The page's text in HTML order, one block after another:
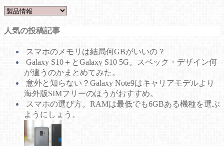
カ
ゴ
人気の投稿記事
スマホのメモリは結局何GBがいいの？
Galaxy S10＋とGalaxy S10 5G。スペック・デザイン何
が違うのかまとめてみた。
意外と知らない？Galaxy Note9はキャリアモデルより
海外版SIMフリーのほうがおすすめ。
スマホの選び方。RAMは最低でも6GBある機種を選ぶ
ようにしょう。